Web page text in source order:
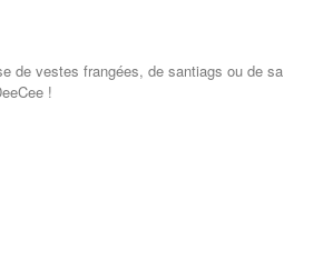
de vestes frangées, de santiags ou de sa
!